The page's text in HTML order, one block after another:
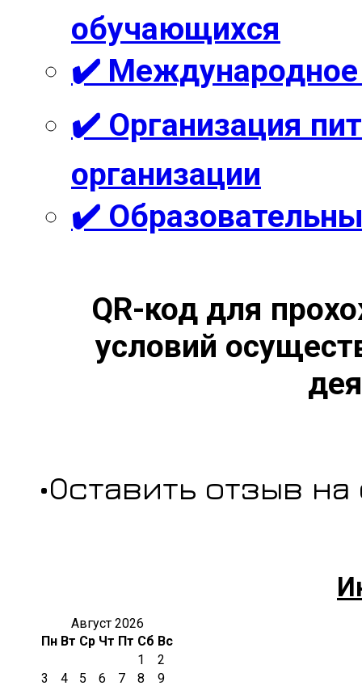
обучающихся
✔️ Международное
✔️ Организация
организации
✔️
QR-код для
условий
•Оставить отзыв на
Август 2026
Пн Вт Ср Чт Пт Сб Вс
1
2
3
4 5 6 7 8
9